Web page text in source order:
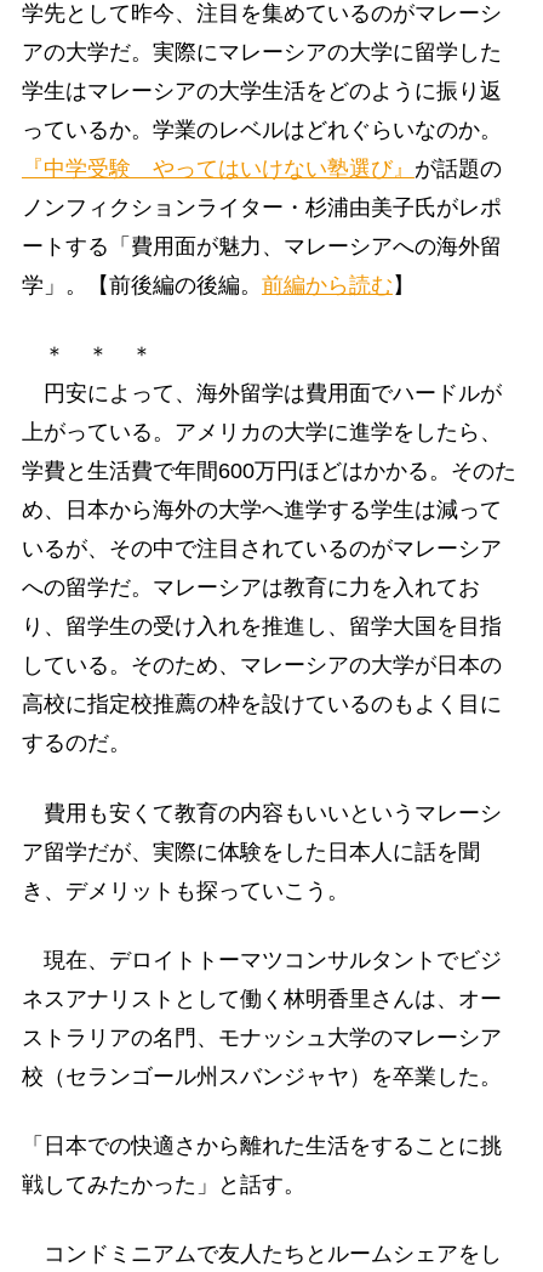
学先として昨今、注目を集めているのがマレーシ
アの大学だ。実際にマレーシアの大学に留学した
学生はマレーシアの大学生活をどのように振り返
っているか。学業のレベルはどれぐらいなのか。
『中学受験 やってはいけない塾選び』 が話題の
ノンフィクションライター・杉浦由美子氏がレポ
ートする「費用面が魅力、マレーシアへの海外留
学」。【前後編の後編。 前編から読む 】
＊ ＊ ＊
円安によって、海外留学は費用面でハードルが
上がっている。アメリカの大学に進学をしたら、
学費と生活費で年間600万円ほどはかかる。そのた
め、日本から海外の大学へ進学する学生は減って
いるが、その中で注目されているのがマレーシア
への留学だ。マレーシアは教育に力を入れてお
り、留学生の受け入れを推進し、留学大国を目指
している。そのため、マレーシアの大学が日本の
高校に指定校推薦の枠を設けているのもよく目に
するのだ。
費用も安くて教育の内容もいいというマレーシ
ア留学だが、実際に体験をした日本人に話を聞
き、デメリットも探っていこう。
現在、デロイトトーマツコンサルタントでビジ
ネスアナリストとして働く林明香里さんは、オー
ストラリアの名門、モナッシュ大学のマレーシア
校（セランゴール州スバンジャヤ）を卒業した。
「日本での快適さから離れた生活をすることに挑
戦してみたかった」と話す。
コンドミニアムで友人たちとルームシェアをし